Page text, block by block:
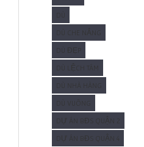
DÙ ĐẸP
DÙ LỆCH TÂM
DÙ NHÀ HÀNG
DỰ ÁN BĐS QUẬN 2
DỰ ÁN BĐS QUẬN 4